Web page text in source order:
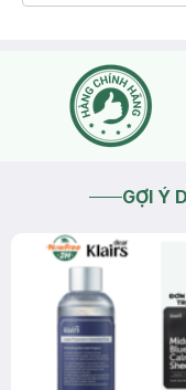
GỢI Ý